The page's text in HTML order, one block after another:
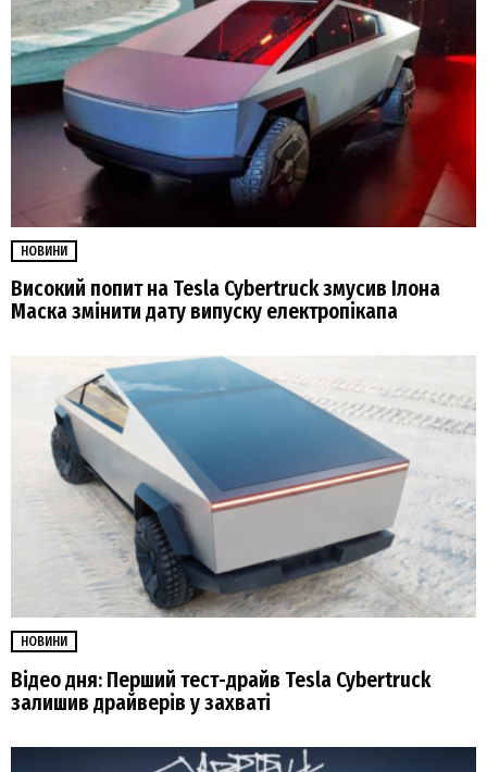
НОВИНИ
Високий попит на Tesla Cybertruck змусив Ілона
Маска змінити дату випуску електропікапа
НОВИНИ
Відео дня: Перший тест-драйв Tesla Cybertruck
залишив драйверів у захваті